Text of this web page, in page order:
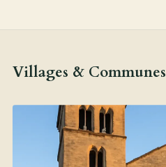
Villages & Communes